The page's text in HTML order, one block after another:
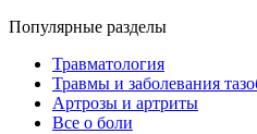
Популярные разделы
Травматология
Травмы и заболевания
Артрозы и артриты
Все о боли